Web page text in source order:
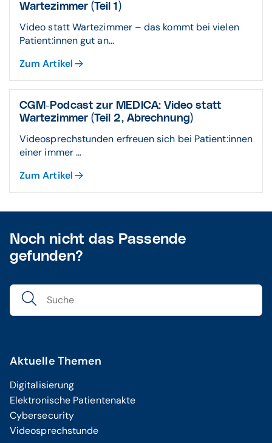
Wartezimmer (Teil 1)
Video statt Wartezimmer – das kommt bei vielen
Patient:innen gut an...
Zum Artikel
CGM-Podcast zur MEDICA: Video statt
Wartezimmer (Teil 2, Abrechnung)
Videosprechstunden erfreuen sich bei Patient:innen
einer immer ...
Zum Artikel
Noch nicht das Passende
gefunden?
Aktuelle Themen
Digitalisierung
Elektronische Patientenakte
Cybersecurity
Videosprechstunde